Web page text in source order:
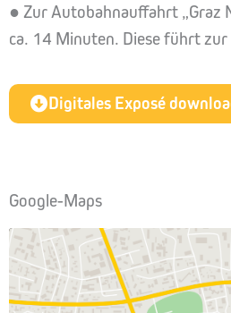
● Zur Autobahnauffahrt „Graz
ca. 14 Minuten. Diese führt
Digitales Exposé
Google-Maps